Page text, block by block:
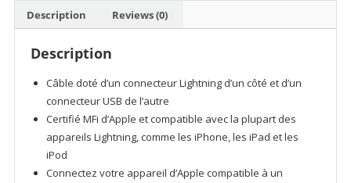
Description Reviews (0)
Description
Câble doté d’un connecteur Lightning d’un côté et d’un
connecteur USB de l’autre
Certifié MFi d’Apple et compatible avec la plupart des
appareils Lightning, comme les iPhone, les iPad et les
iPod
Connectez votre appareil d’Apple compatible à un